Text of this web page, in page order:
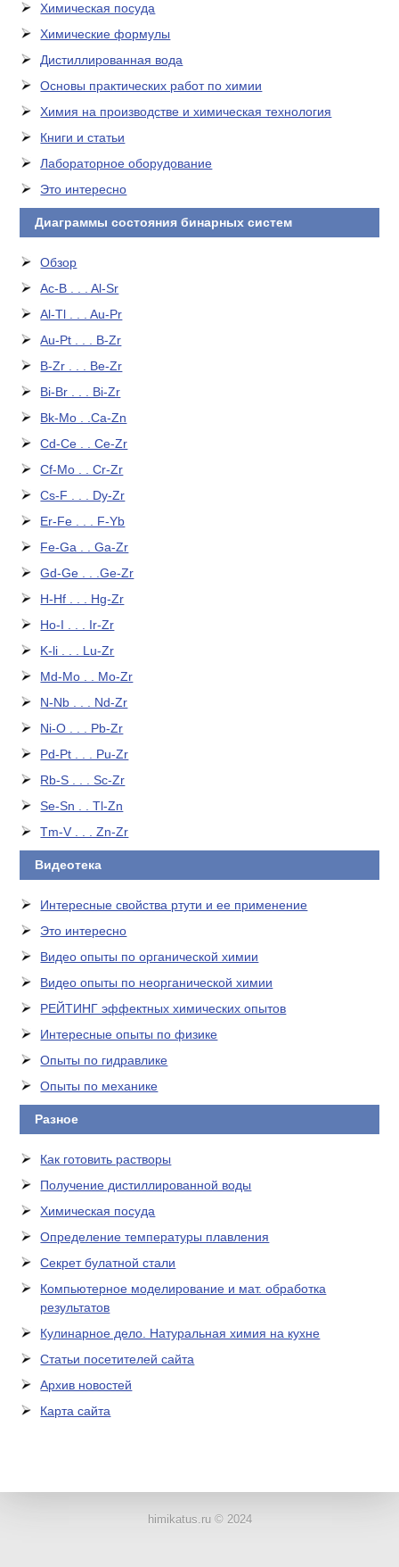
Химическая посуда
Химические формулы
Дистиллированная вода
Основы практических работ по химии
Химия на производстве и химическая технология
Книги и статьи
Лабораторное оборудование
Это интересно
Диаграммы состояния бинарных систем
Обзор
Ac-B . . . Al-Sr
Al-Tl . . . Au-Pr
Au-Pt . . . B-Zr
B-Zr . . . Be-Zr
Bi-Br . . . Bi-Zr
Bk-Mo . .Ca-Zn
Cd-Ce . . Ce-Zr
Cf-Mo . . Cr-Zr
Cs-F . . . Dy-Zr
Er-Fe . . . F-Yb
Fe-Ga . . Ga-Zr
Gd-Ge . . .Ge-Zr
H-Hf . . . Hg-Zr
Ho-I . . . Ir-Zr
K-li . . . Lu-Zr
Md-Mo . . Mo-Zr
N-Nb . . . Nd-Zr
Ni-O . . . Pb-Zr
Pd-Pt . . . Pu-Zr
Rb-S . . . Sc-Zr
Se-Sn . . Tl-Zn
Tm-V . . . Zn-Zr
Видеотека
Интересные свойства ртути и ее применение
Это интересно
Видео опыты по органической химии
Видео опыты по неорганической химии
РЕЙТИНГ эффектных химических опытов
Интересные опыты по физике
Опыты по гидравлике
Опыты по механике
Разное
Как готовить растворы
Получение дистиллированной воды
Химическая посуда
Определение температуры плавления
Секрет булатной стали
Компьютерное моделирование и мат. обработка
результатов
Кулинарное дело. Натуральная химия на кухне
Статьи посетителей сайта
Архив новостей
Карта сайта
himikatus.ru © 2024